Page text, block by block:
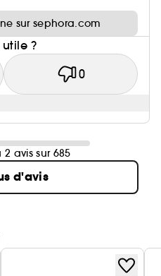
sur sephora.com
?
0
2 avis sur 685
d'avis